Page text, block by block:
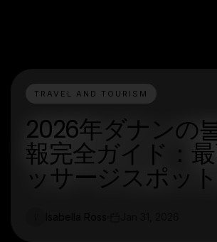
TRAVEL AND TOURISM
2026年ダナンの
報完全ガイド：
ッサージスポッ